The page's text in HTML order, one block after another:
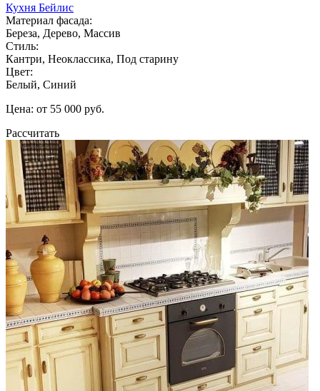
Кухня Бейлис
Материал фасада:
Береза, Дерево, Массив
Стиль:
Кантри, Неоклассика, Под старину
Цвет:
Белый, Синий
Цена: от 55 000 руб.
Рассчитать